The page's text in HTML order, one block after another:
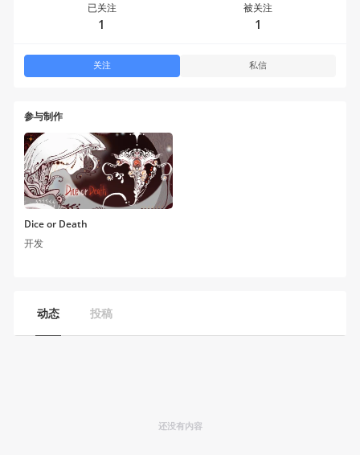
参与制作
Dice or Death
开发
动态 投稿
还没有内容
已关注
1
被关注
1
关注 私信